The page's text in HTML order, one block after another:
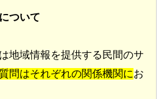
ついて
地域情報を提供する民間のサ
問はそれぞれの関係機関にお